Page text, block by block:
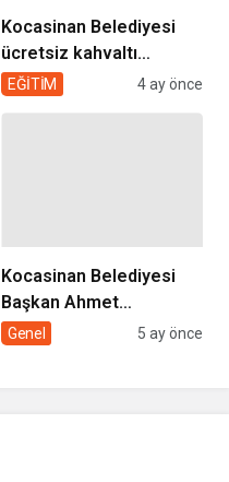
Kocasinan Belediyesi
ücretsiz kahvaltı
desteği projesi
EĞİTİM 4 ay önce
Kocasinan Belediyesi
Başkan Ahmet
Çolakbayrakdar ile
Genel 5 ay önce